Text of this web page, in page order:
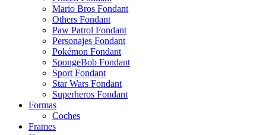
Mario Bros Fondant
Others Fondant
Paw Patrol Fondant
Personajes Fondant
Pokémon Fondant
SpongeBob Fondant
Sport Fondant
Star Wars Fondant
Superheros Fondant
Formas
Coches
Frames